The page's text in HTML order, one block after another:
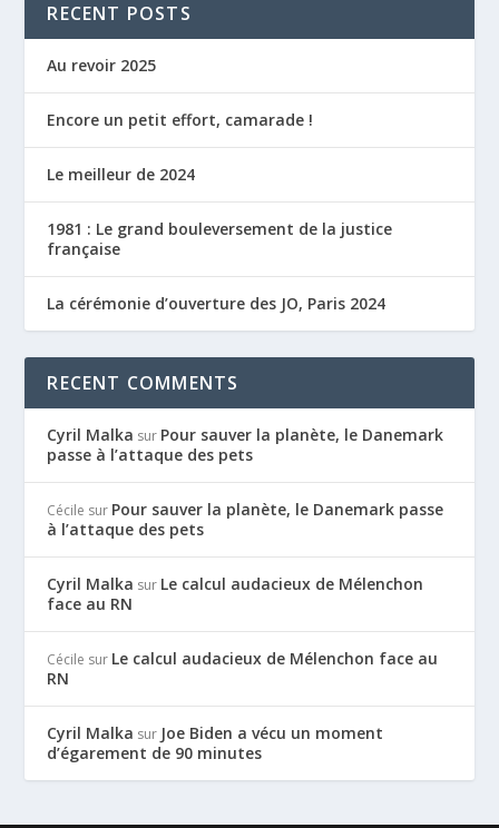
RECENT POSTS
Au revoir 2025
Encore un petit effort, camarade !
Le meilleur de 2024
1981 : Le grand bouleversement de la justice
française
La cérémonie d’ouverture des JO, Paris 2024
RECENT COMMENTS
Cyril Malka sur Pour sauver la planète, le Danemark
passe à l’attaque des pets
Cécile sur Pour sauver la planète, le Danemark passe
à l’attaque des pets
Cyril Malka sur Le calcul audacieux de Mélenchon
face au RN
Cécile sur Le calcul audacieux de Mélenchon face au
RN
Cyril Malka sur Joe Biden a vécu un moment
d’égarement de 90 minutes